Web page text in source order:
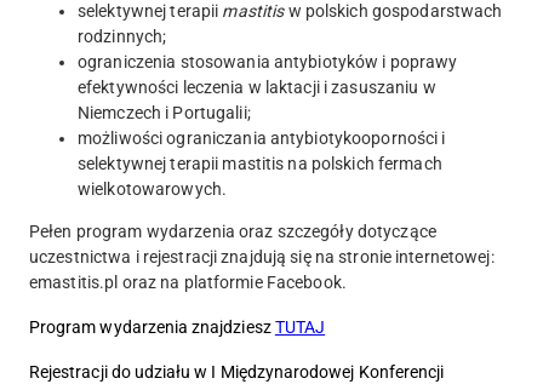
selektywnej terapii mastitisw polskich gospodarstwach
rodzinnych;
ograniczenia stosowania antybiotyków i poprawy
efektywności leczenia w laktacji i zasuszaniu w
Niemczech i Portugalii;
możliwości ograniczania antybiotykooporności i
selektywnej terapii mastitis na polskich fermach
wielkotowarowych.
Pełen program wydarzenia oraz szczegóły dotyczące
uczestnictwa i rejestracji znajdują się na stronie internetowej:
emastitis.pl oraz na platformie Facebook.
Program wydarzenia znajdzieszTUTAJ
Rejestracji do udziału w I Międzynarodowej Konferencji